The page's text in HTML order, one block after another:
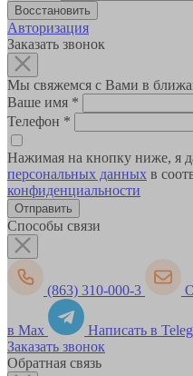
Авторизация
Заказать звонок
Мы свяжемся с Вами в
Ваше имя *
Телефон *
Нажимая на кнопку ниже, я
персональных данных в
конфиденциальности
Способы связи
(863) 310-000-3
в Max
Написать в
Заказать звонок
Обратная связь